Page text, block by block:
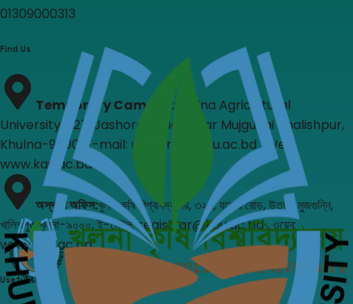
01309000313
Find Us
Temporary Campus :Khulna Agricultural
University, 327, Jashore Road, Uttar Mujgunni Khalishpur,
Khulna-9000, E-mail: registrar@kau.ac.bd , Web:
www.kau.ac.bd
অস্থায়ী অফিস:খুলনা কৃষি বিশ্ববিদ্যালয়, ৩২৭, যশোর রোড, উত্তর মুজগুন্নি,
খালিশপুর, খুলনা-৯০০০, ই-মেইল: registrar@kau.ac.bd , ওয়েব:
www.kau.ac.bd
Useful Links